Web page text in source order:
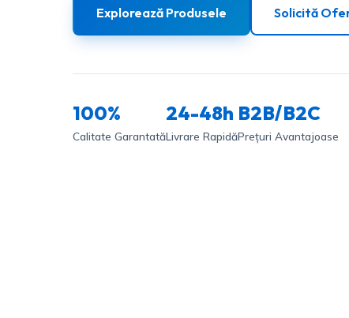
Explorează Produsele Solicită
100%
Calitate Garantată
24-48h
Livrare Rapidă
B2B/B2C
Prețuri Avantajoase